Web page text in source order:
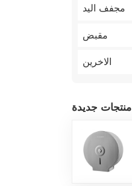
مجفف اليد
مقبض
الاخرين
منتجات جديدة